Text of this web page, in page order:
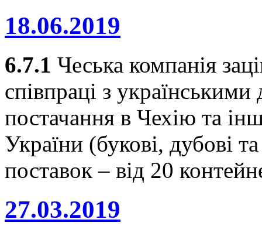
18.06.2019
6.7.1 Чеська компанія
співпраці з
постачання в Чехію та
України (букові, дубові
поставок – від 20
27.03.2019